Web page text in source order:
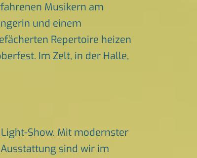
Musikern am
und einem
Repertoire heizen
Im Zelt, in der Halle,
Show. Mit modernster
sind wir im